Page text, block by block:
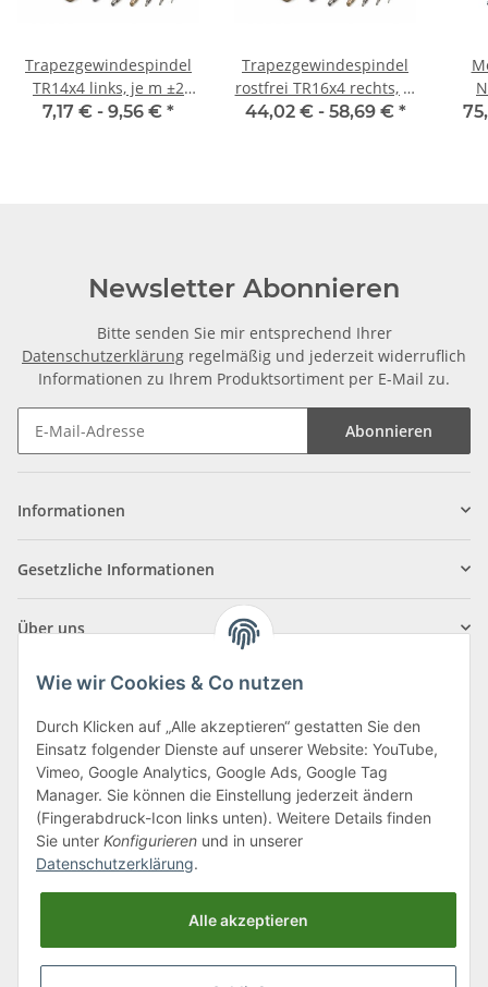
Trapezgewindespindel
TR14x4 links, je m ±2
mm
7,17 € - 9,56 € *
Trapezgewindespindel
rostfrei TR16x4 rechts, je
m ±2 mm
44,02 € - 58,69 € *
Newsletter Abonnieren
Bitte senden Sie mir entsprechend Ihrer
Datenschutzerklärung regelmäßig und jederzeit widerruflich
Informationen zu Ihrem Produktsortiment per E-Mail zu.
Abonnieren
Informationen
Gesetzliche Informationen
Über uns
Klagenfurter Straße 29
9556 Liebenfels
Montag bis Donnerstag: 8:00 bis 16:30 Uhr
Freitag: 8:00 bis 12:00 Uhr
Tel.:0043 (0) 4262 50900
office@cncshop.at
Wie wir Cookies & Co nutzen
Durch Klicken auf „Alle akzeptieren“ gestatten Sie den
Einsatz folgender Dienste auf unserer Website: YouTube,
Vimeo, Google Analytics, Google Ads, Google Tag
Manager. Sie können die Einstellung jederzeit ändern
(Fingerabdruck-Icon links unten). Weitere Details finden
Sie unter Konfigurieren und in unserer
Datenschutzerklärung.
Alle akzeptieren